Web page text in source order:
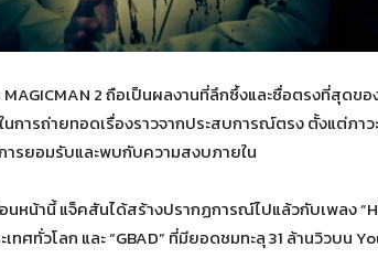
2 ถือเป็นผลงานที่ลึกซึ้งและซื่อตรงที่สุดข
นการถ่ายทอดเรื่องราวจากประสบการณ์ตรง ตั้งแต่ภ
ารยอมรับและพบกับความสงบภายใน
นหน้านี้ แจ็คสันได้สร้างปรากฏการณ์ไปแล้วกับเพลง
เทศทั่วโลก และ “GBAD” ที่มียอดชมทะลุ 31 ล้านวิวบน